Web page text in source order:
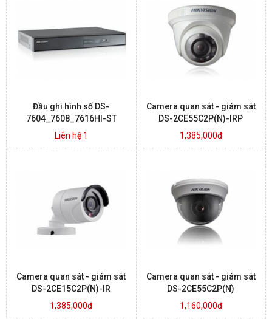
Đầu ghi hình số DS-
7604_7608_7616HI-ST
Liên hệ 1
Camera quan sát - giám sát
DS-2CE55C2P(N)-IRP
1,385,000đ
Camera quan sát - giám sát
DS-2CE15C2P(N)-IR
1,385,000đ
Camera quan sát - giám sát
DS-2CE55C2P(N)
1,160,000đ